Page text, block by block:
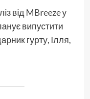
від MBreezeу
випустити
гурту, Ілля,